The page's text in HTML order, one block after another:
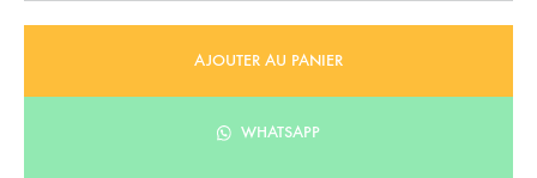
AJOUTER AU PANIER
WHATSAPP